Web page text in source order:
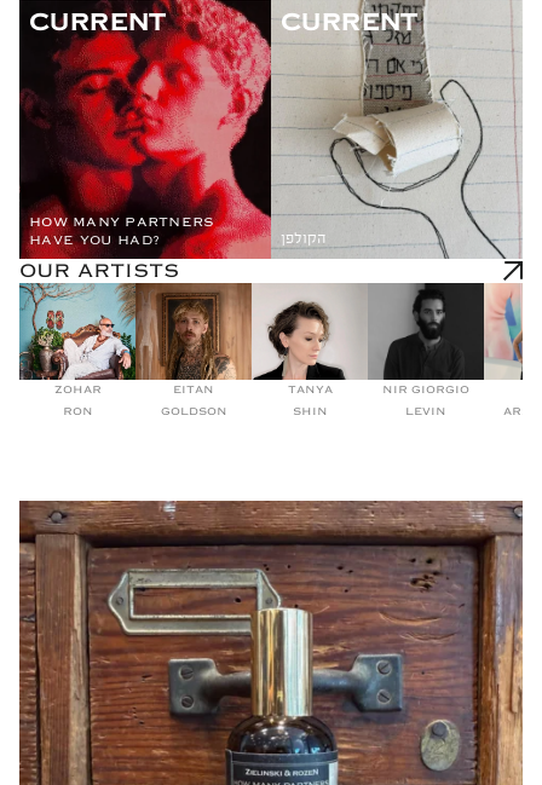
CURRENT
HOW MANY PARTNERS
HAVE YOU HAD?
CURRENT
הקולפן
OUR ARTISTS
ZOHAR
RON
EITAN
GOLDSON
TANYA
SHIN
NIR GIORGIO
LEVIN
ARS